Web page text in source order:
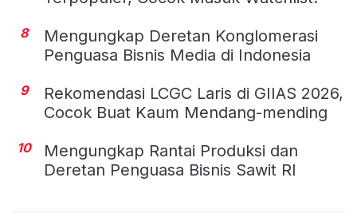
8
Mengungkap Deretan Konglomerasi
Penguasa Bisnis Media di Indonesia
9
Rekomendasi LCGC Laris di GIIAS 2026,
Cocok Buat Kaum Mendang-mending
10
Mengungkap Rantai Produksi dan
Deretan Penguasa Bisnis Sawit RI